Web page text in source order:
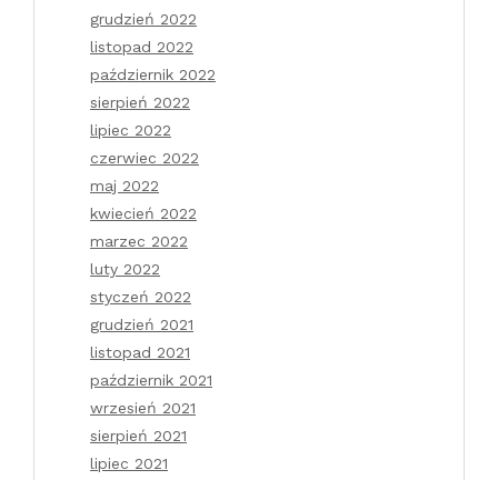
grudzień 2022
listopad 2022
październik 2022
sierpień 2022
lipiec 2022
czerwiec 2022
maj 2022
kwiecień 2022
marzec 2022
luty 2022
styczeń 2022
grudzień 2021
listopad 2021
październik 2021
wrzesień 2021
sierpień 2021
lipiec 2021